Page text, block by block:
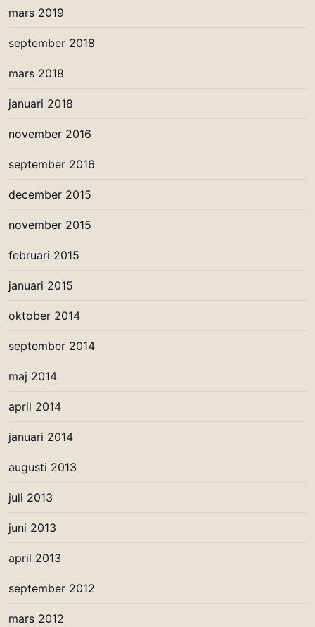
mars 2019
september 2018
mars 2018
januari 2018
november 2016
september 2016
december 2015
november 2015
februari 2015
januari 2015
oktober 2014
september 2014
maj 2014
april 2014
januari 2014
augusti 2013
juli 2013
juni 2013
april 2013
september 2012
mars 2012